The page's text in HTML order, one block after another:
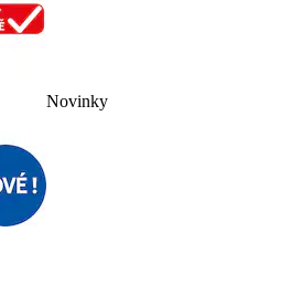
Novinky